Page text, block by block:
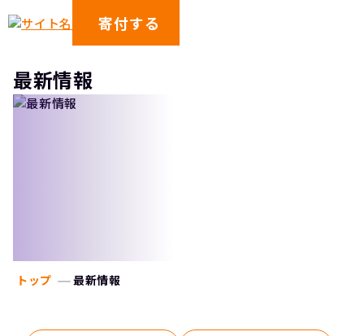
寄付する
最新情報
トップ 最新情報